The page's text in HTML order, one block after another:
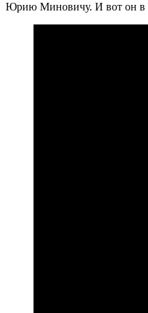
Юрию Миновичу. И вот он в